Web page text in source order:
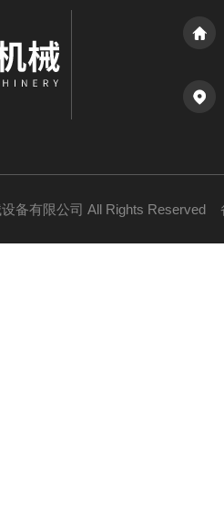
备有限公司 All Rights Reserved